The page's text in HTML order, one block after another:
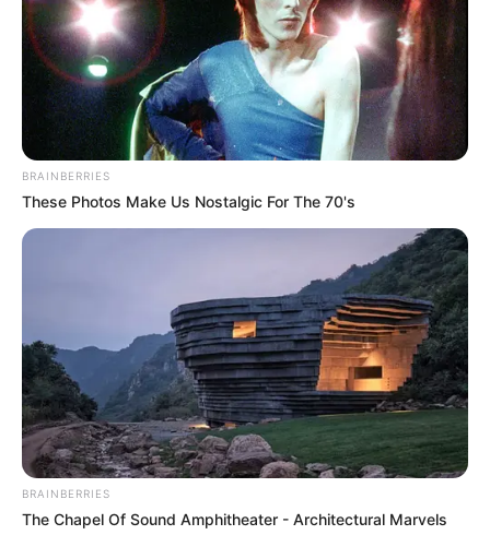
BRAINBERRIES
These Photos Make Us Nostalgic For The 70's
BRAINBERRIES
The Chapel Of Sound Amphitheater - Architectural Marvels